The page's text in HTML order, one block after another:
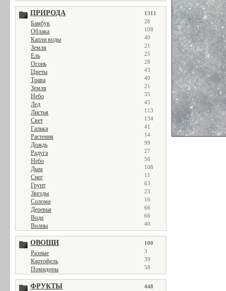
ПРИРОДА 1311
Бамбук 28
Облака 108
Капли воды 40
Земля 21
Ель 25
Огонь 28
Цветы 43
Трава 40
Земля 21
Небо 35
Лед 45
Листья 113
Свет 134
Галька 41
Растения 14
Дождь 99
Радуга 27
Небо 56
Дым 108
Снег 11
Грунт 63
Звезды 23
Солома 16
Деревья 66
Вода 66
Волны 40
ОВОЩИ 100
Разные 3
Картофель 39
Помидоры 58
ФРУКТЫ 448